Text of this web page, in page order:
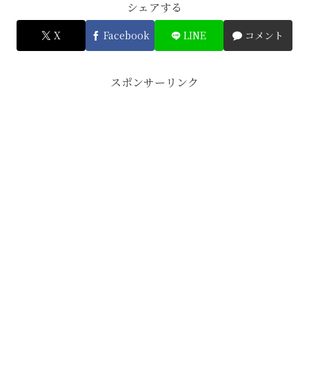
シェアする
X Facebook LINE コメント
スポンサーリンク